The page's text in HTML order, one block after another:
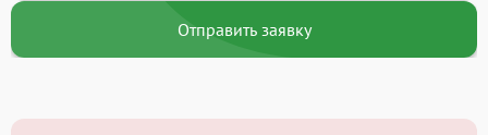
Отправить заявку